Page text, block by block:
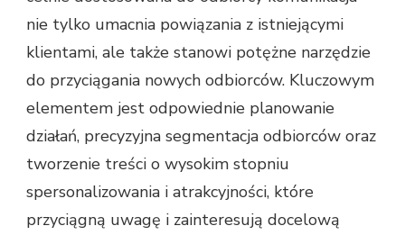
nie tylko umacnia powiązania z istniejącymi
klientami, ale także stanowi potężne narzędzie
do przyciągania nowych odbiorców. Kluczowym
elementem jest odpowiednie planowanie
działań, precyzyjna segmentacja odbiorców oraz
tworzenie treści o wysokim stopniu
spersonalizowania i atrakcyjności, które
przyciągną uwagę i zainteresują docelową